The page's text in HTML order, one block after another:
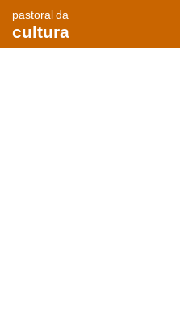
pastoral da
cultura